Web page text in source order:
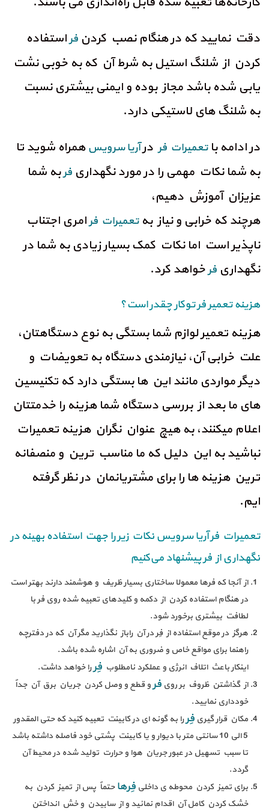
دقت نمایید که در هنگام نصب کردن فراستفاده
کردن از شلنگ استیل به شرط آن که به خوبی نشت
یابی شده باشد مجاز بوده و ایمنی بیشتری نسبت
به شلنگ های لاستیکی دارد.
در ادامه باتعمیرات فردرآریا سرویسهمراه شوید تا
به شما نکات مهمی را در مورد نگهداری فربه شما
عزیزان آموزش دهیم،
هرچند که خرابی و نیاز بهتعمیرات فرامری اجتناب
ناپذیر است اما نکات کمک بسیار زیادی به شما در
نگهداری فرخواهد کرد.
هزینه تعمیر فر توکار چقدر است؟
هزینه تعمیر لوازم شما بستگی به نوع دستگاهتان،
علت خرابی آن، نیازمندی دستگاه به تعویضات و
دیگر مواردی مانند این ها بستگی دارد که تکنیسین
های ما بعد از بررسی دستگاه شما هزینه را خدمتتان
اعلام میکنند، به هیچ عنوان نگران هزینه تعمیرات
نباشید به این دلیل که ما مناسب ترین و منصفانه
ترین هزینه ها را برای مشتریانمان در نظر گرفته
ایم.
تعمیرات فر آریا سرویس نکات زیر را جهت استفاده بهینه در
نگهداری از فر پیشنهاد می‌کنیم
از آنجا که فرها معمولا ساختاری بسیار ظریف و هوشمند دارند بهتر است
در هنگام استفاده کردن از دکمه و کلیدهای تعبیه شده روی فر با
لطافت بیشتری برخورد شود.
هرگز در موقع استفاده از فِر در آن راباز نگذارید مگر آن که در دفترچه
راهنما برای مواقع خاص و ضروری به آن اشاره شده باشد.
اینکار باعث اتلاف انرژی و عملکرد نامطلوب فِررا خواهد داشت.
از گذاشتن ظروف بر روی فرو قطع و وصل کردن جریان برق آن جداً
خودداری نمایید.
مکان قرار گیری فِررا به گونه ای در کابینت تعبیه کنید که حتی المقدور
5 الی 10 سانتی متر با دیوار و یا کابینت پشتی خود فاصله داشته باشد
تا سبب تسهیل در عبور جریان هوا و حرارت تولید شده در محیط آن
گردد.
برای تمیز کردن محوطه ی داخلی فِرهاحتماً پس از تمیز کردن به
خشک کردن کامل آن اقدام نمائید و از سابیدن و خش انداختن